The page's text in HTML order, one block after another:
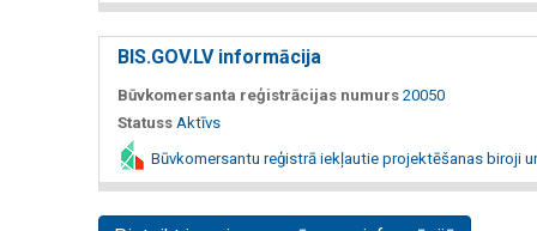
BIS.GOV.LV informācija
Būvkomersanta reģistrācijas numurs 20050
Statuss Aktīvs
Būvkomersantu reģistrā iekļautie projektēšanas biroji